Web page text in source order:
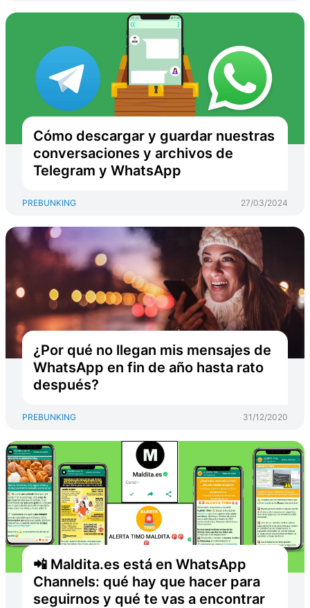
Cómo descargar y guardar nuestras
conversaciones y archivos de
Telegram y WhatsApp
PREBUNKING 27/03/2024
¿Por qué no llegan mis mensajes de
WhatsApp en fin de año hasta rato
después?
PREBUNKING 31/12/2020
📲 Maldita.es está en WhatsApp
Channels: qué hay que hacer para
seguirnos y qué te vas a encontrar